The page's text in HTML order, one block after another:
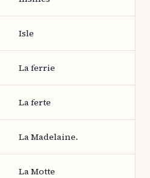
Isle
La ferrie
La ferte
La Madelaine.
La Motte